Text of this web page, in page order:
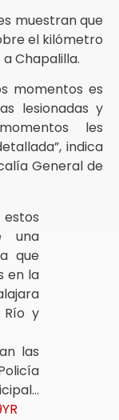
muestran que
el kilómetro
Chapalilla.
momentos es
lesionadas y
les
indica
General de
una
que
en la
y
las